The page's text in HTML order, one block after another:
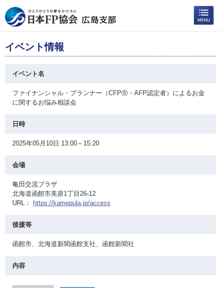
イベント情報
イベント名
ファイナンシャル・プランナー（CFPⓇ・AFP認定者）によるお金
に関するお悩み相談会
日時
2025年05月10日 13:00～15:20
会場
亀田交流プラザ
北海道函館市美原1丁目26-12
URL：
https://kamepula.jp/access
後援等
函館市、北海道新聞函館支社、函館新聞社
内容